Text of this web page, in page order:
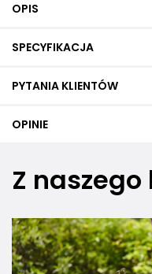
OPIS
SPECYFIKACJA
PYTANIA KLIENTÓW
OPINIE
Z